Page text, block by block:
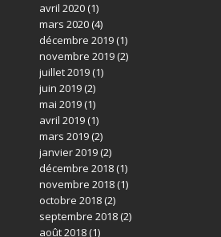
avril 2020(1)
mars 2020(4)
décembre 2019(1)
novembre 2019(2)
juillet 2019(1)
juin 2019(2)
mai 2019(1)
avril 2019(1)
mars 2019(2)
janvier 2019(2)
décembre 2018(1)
novembre 2018(1)
octobre 2018(2)
septembre 2018(2)
août 2018(1)